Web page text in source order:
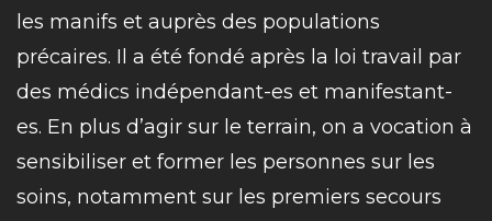
les manifs et auprès des populations
précaires. Il a été fondé après la loi travail par
des médics indépendant-es et manifestant-
es. En plus d’agir sur le terrain, on a vocation à
sensibiliser et former les personnes sur les
soins, notamment sur les premiers secours